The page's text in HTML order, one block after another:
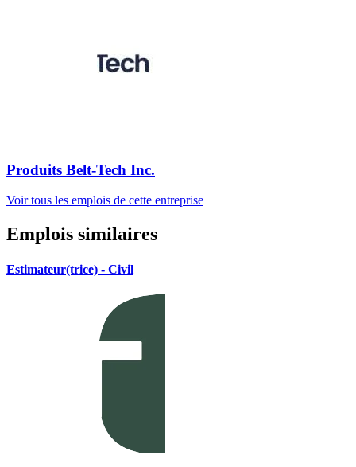
Produits Belt-Tech Inc.
Voir tous les emplois de cette entreprise
Emplois similaires
Estimateur(trice) - Civil